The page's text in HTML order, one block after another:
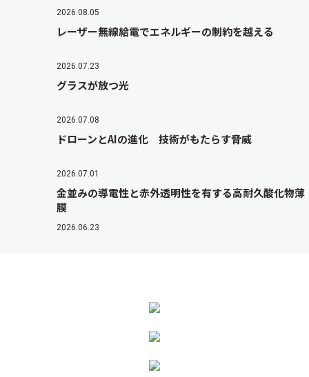
2026.08.05
レーザー無線給電でエネルギーの制約を越える
2026.07.23
グラスが放つ光
2026.07.08
ドローンとAIの進化 技術がもたらす脅威
2026.07.01
金並みの導電性と赤外透明性を有する高耐久酸化物薄
膜
2026.06.23